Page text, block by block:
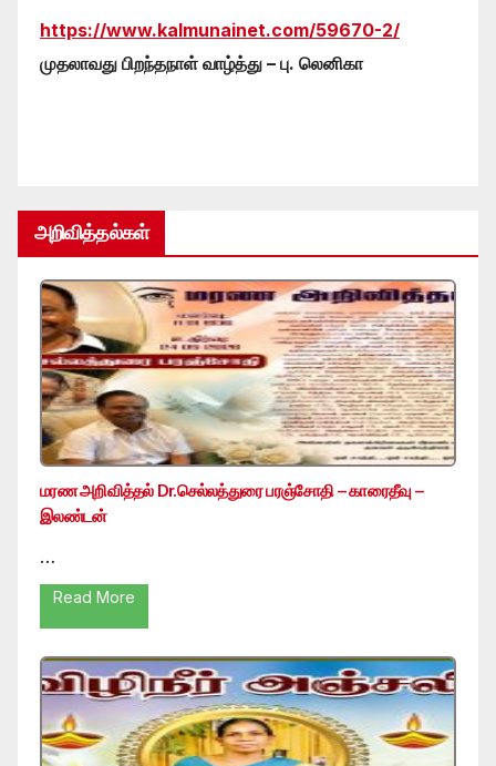
https://www.kalmunainet.com/59670-2/
முதலாவது பிறந்தநாள் வாழ்த்து – பு. லெனிகா
அறிவித்தல்கள்
மரண அறிவித்தல் Dr.செல்லத்துரை பரஞ்சோதி – காரைதீவு –
இலண்டன்
…
Read More